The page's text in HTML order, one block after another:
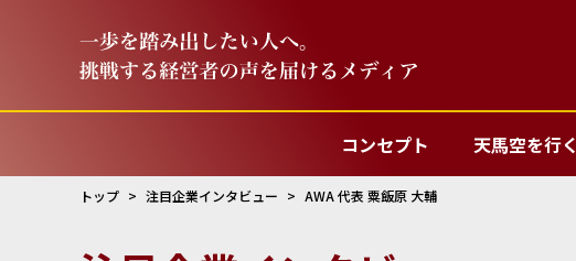
コンセプト 天馬空を行く
トップ 注目企業インタビュー AWA 代表 粟飯原 大輔